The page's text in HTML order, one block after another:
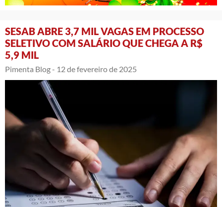
SESAB ABRE 3,7 MIL VAGAS EM PROCESSO
SELETIVO COM SALÁRIO QUE CHEGA A R$
5,9 MIL
Pimenta Blog - 12 de fevereiro de 2025